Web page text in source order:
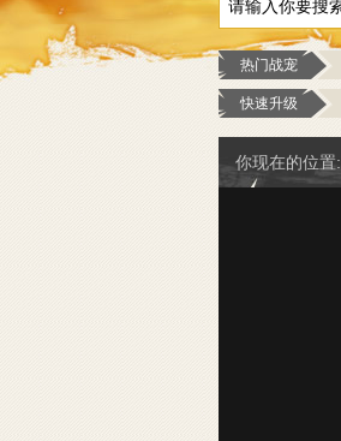
热门战宠
快速升级
你现在的位置: